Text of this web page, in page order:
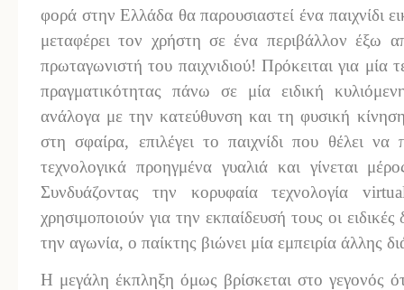
φορά στην Ελλάδα θα παρουσιαστεί ένα παιχνίδι
μεταφέρει τον χρήστη σε ένα περιβάλλον έξω
πρωταγωνιστή του παιχνιδιού! Πρόκειται για μία
πραγματικότητας πάνω σε μία ειδική
ανάλογα με την κατεύθυνση και τη φυσική
στη σφαίρα, επιλέγει το παιχνίδι που θέλει
τεχνολογικά προηγμένα γυαλιά και γίνεται
Συνδυάζοντας την κορυφαία τεχνολογία
χρησιμοποιούν για την εκπαίδευσή τους οι
την αγωνία, ο παίκτης βιώνει μία εμπειρία άλλης
Η μεγάλη έκπληξη όμως βρίσκεται στο γεγονός